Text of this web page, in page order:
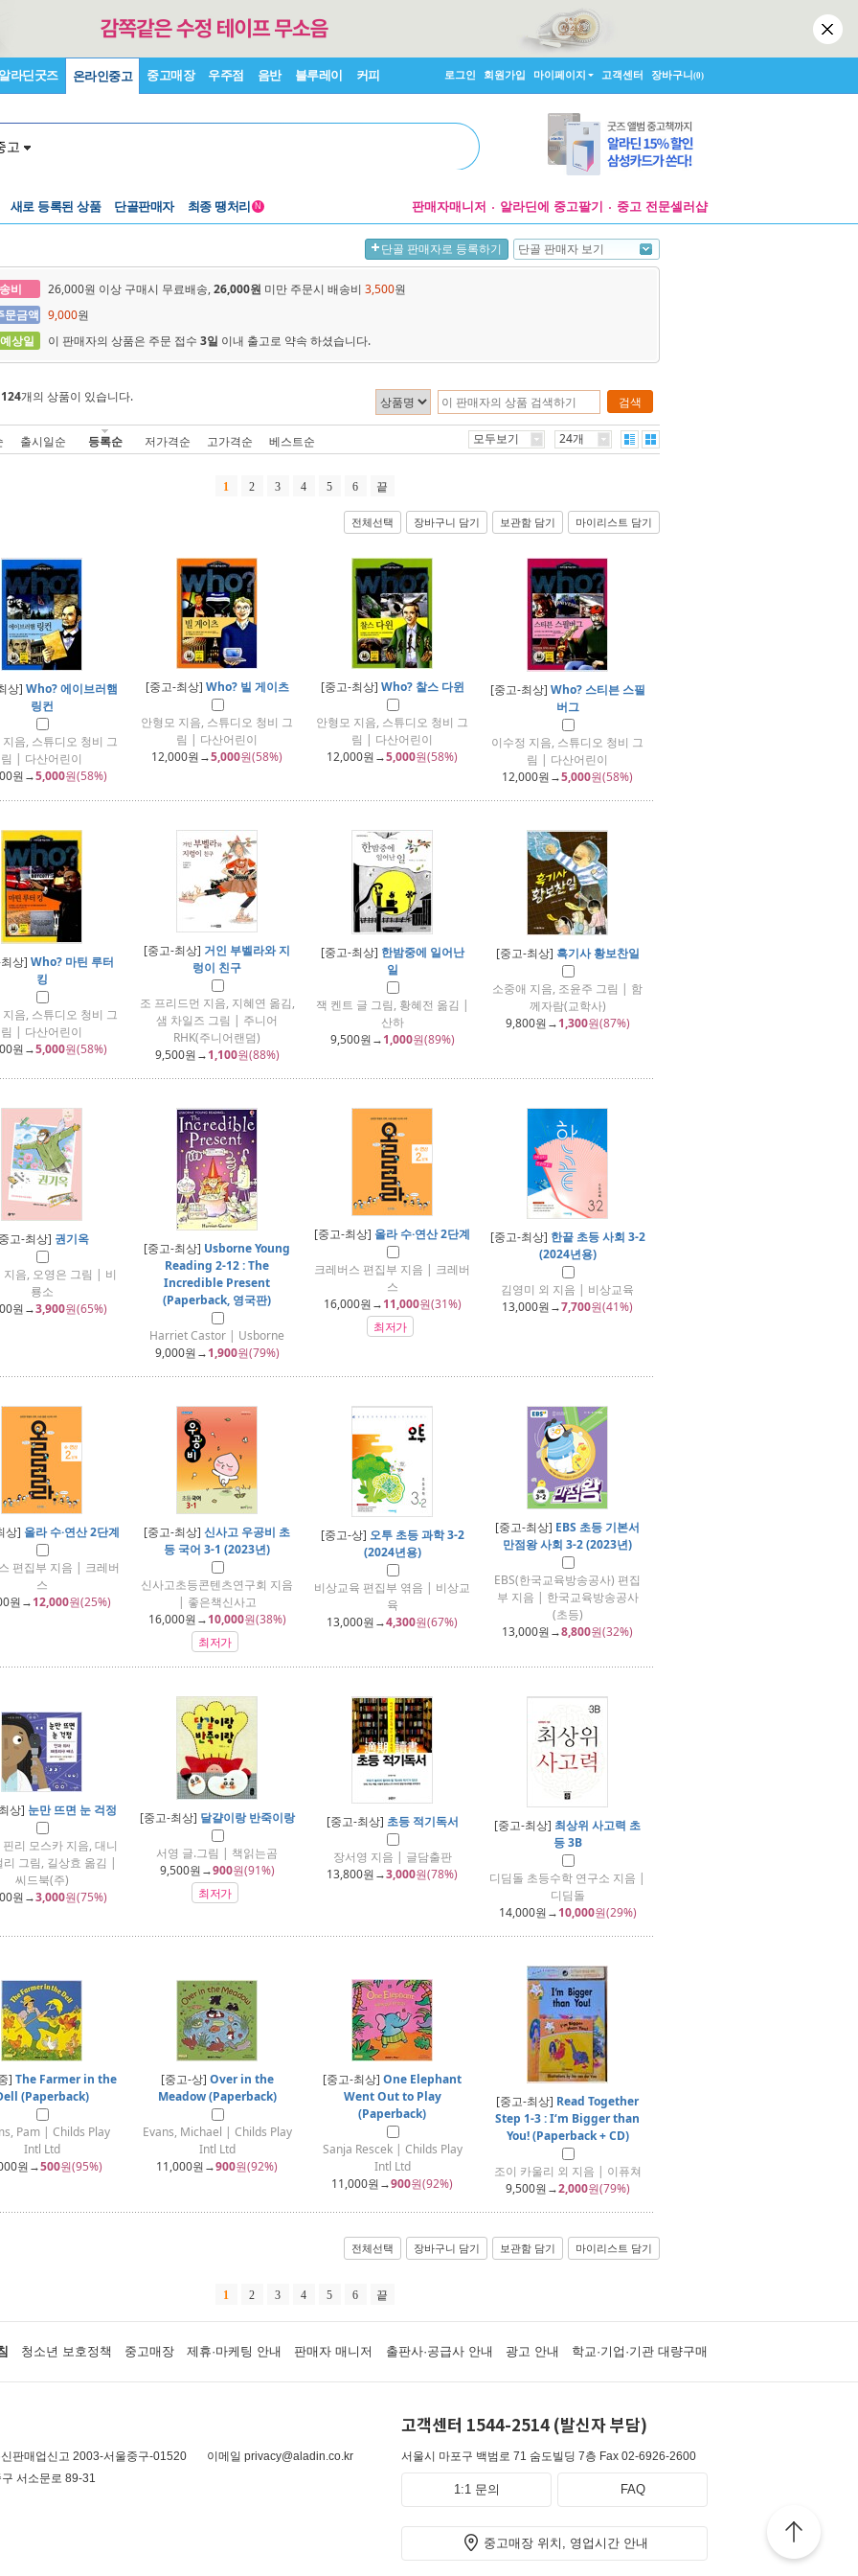
알라딘굿즈 온라인중고 중고매장 우주점 음반 블루레이 커피 로그인 회원가입 마이페이지 고객센터 장바구니(0)
고
새로 등록된 상품 단골판매자 최종 땡처리 N 판매자매니저 알라딘에 중고팔기 중고 전문셀러샵
단골 판매자로 등록하기 단골 판매자 보기
비 26,000원 이상 구매시 무료배송,26,000원 미만 주문시 배송비 3,500원
문금액 9,000원
상일
이 판매자의 상품은 주문 접수 3일 이내 출고로 약속 하셨습니다.
검색
124개의 상품이 있습니다.
출시일순 등록순 저가격순 고가격순 베스트순 모두보기 24개
1 2 3 4 5 6 끝
전체선택 장바구니 담기 보관함 담기 마이리스트 담기
상] Who? 에이브러햄
링컨
지음, 스튜디오 청비 그
림 | 다산어린이
원→5,000원(58%)
[중고-최상] Who? 빌 게이츠
안형모 지음, 스튜디오 청비 그
림 | 다산어린이
12,000원→5,000원(58%)
[중고-최상] Who? 찰스 다윈
안형모 지음, 스튜디오 청비 그
림 | 다산어린이
12,000원→5,000원(58%)
[중고-최상] Who? 스티븐 스필
버그
이수정 지음, 스튜디오 청비 그
림 | 다산어린이
12,000원→5,000원(58%)
상] Who? 마틴 루터
킹
지음, 스튜디오 청비 그
림 | 다산어린이
원→5,000원(58%)
[중고-최상] 거인 부벨라와 지
렁이 친구
조 프리드먼 지음, 지혜연 옮김,
샘 차일즈 그림 | 주니어
RHK(주니어랜덤)
9,500원→1,100원(88%)
[중고-최상] 한밤중에 일어난
일
잭 켄트 글 그림, 황혜전 옮김 |
산하
9,500원→1,000원(89%)
[중고-최상] 흑기사 황보찬일
소중애 지음, 조윤주 그림 | 함
께자람(교학사)
9,800원→1,300원(87%)
고-최상] 권기옥
지음, 오영은 그림 | 비
룡소
원→3,900원(65%)
[중고-최상] Usborne Young
Reading 2-12 : The
Incredible Present
(Paperback, 영국판)
Harriet Castor | Usborne
9,000원→1,900원(79%)
[중고-최상] 올라 수·연산 2단계
크레버스 편집부 지음 | 크레버
스
16,000원→11,000원(31%)
최저가
[중고-최상] 한끝 초등 사회 3-2
(2024년용)
김영미 외 지음 | 비상교육
13,000원→7,700원(41%)
상] 올라 수·연산 2단계
편집부 지음 | 크레버
스
원→12,000원(25%)
[중고-최상] 신사고 우공비 초
등 국어 3-1 (2023년)
신사고초등콘텐츠연구회 지음
| 좋은책신사고
16,000원→10,000원(38%)
최저가
[중고-상] 오투 초등 과학 3-2
(2024년용)
비상교육 편집부 엮음 | 비상교
육
13,000원→4,300원(67%)
[중고-최상] EBS 초등 기본서
만점왕 사회 3-2 (2023년)
EBS(한국교육방송공사) 편집
부 지음 | 한국교육방송공사
(초등)
13,000원→8,800원(32%)
상] 눈만 뜨면 눈 걱정
리 모스카 지음, 대니
리 그림, 길상효 옮김 |
씨드북(주)
원→3,000원(75%)
[중고-최상] 달걀이랑 반죽이랑
서영 글.그림 | 책읽는곰
9,500원→900원(91%)
최저가
[중고-최상] 초등 적기독서
장서영 지음 | 글담출판
13,800원→3,000원(78%)
[중고-최상] 최상위 사고력 초
등 3B
디딤돌 초등수학 연구소 지음 |
디딤돌
14,000원→10,000원(29%)
] The Farmer in the
(Paperback)
Pam | Childs Play
Intl Ltd
원→500원(95%)
[중고-상] Over in the
Meadow (Paperback)
Evans, Michael | Childs Play
Intl Ltd
11,000원→900원(92%)
[중고-최상] One Elephant
Went Out to Play
(Paperback)
Sanja Rescek | Childs Play
Intl Ltd
11,000원→900원(92%)
[중고-최상] Read Together
Step 1-3 : I‘m Bigger than
You! (Paperback + CD)
조이 카울리 외 지음 | 이퓨쳐
9,500원→2,000원(79%)
전체선택 장바구니 담기 보관함 담기 마이리스트 담기
1 2 3 4 5 6 끝
청소년 보호정책 중고매장 제휴·마케팅 안내 판매자 매니저 출판사·공급사 안내 광고 안내 학교·기업·기관 대량구매
판매업신고 2003-서울중구-01520
이메일 privacy@aladin.co.kr
서소문로 89-31
고객센터 1544-2514 (발신자 부담)
서울시 마포구 백범로 71 숨도빌딩 7층 Fax 02-6926-2600
1:1 문의 FAQ
중고매장 위치, 영업시간 안내